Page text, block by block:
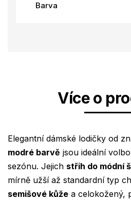
Barva
Více o
Elegantní dámské lodičky od
modré barvě jsou ideální
sezónu. Jejich střih do módní
mírně užší až standardní typ
semišové kůže a celokožený,